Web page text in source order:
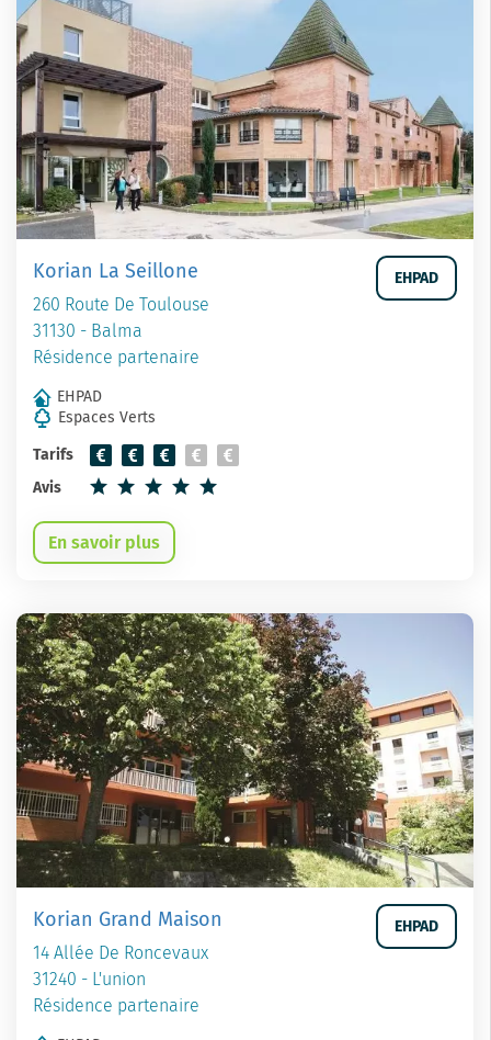
Korian La Seillone
260 Route De Toulouse
31130 - Balma
Résidence partenaire
EHPAD
EHPAD
Espaces Verts
Tarifs
Avis
En savoir plus
Korian Grand Maison
14 Allée De Roncevaux
31240 - L'union
Résidence partenaire
EHPAD